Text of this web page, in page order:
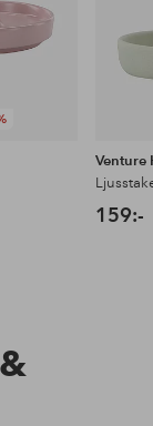
Venture
159:-